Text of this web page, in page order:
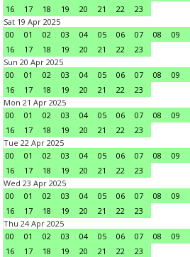
16
17 18 19 20 21 22
23
Sat 19 Apr 2025
00
01 02 03 04 05 06 07 08 09
16
17 18 19 20 21 22
23
Sun 20 Apr 2025
00
01 02 03 04 05 06 07 08 09
16
17 18 19 20 21 22
23
Mon 21 Apr 2025
00
01 02 03 04 05 06 07 08 09
16
17 18 19 20 21 22
23
Tue 22 Apr 2025
00
01 02 03 04 05 06 07 08 09
16
17 18 19 20 21 22
23
Wed 23 Apr 2025
00
01 02 03 04 05 06 07 08 09
16
17 18 19 20 21 22
23
Thu 24 Apr 2025
00
01 02 03 04 05 06 07 08 09
16
17 18 19 20 21 22
23